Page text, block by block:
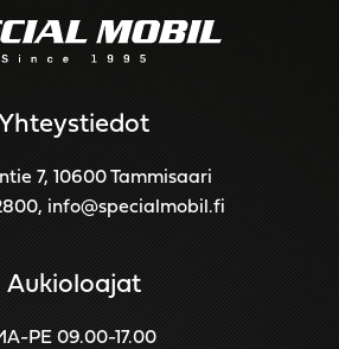
Yhteystiedot
7, 10600 Tammisaari
, info@specialmobil.fi
Aukioloajat
PE 09.00-17.00